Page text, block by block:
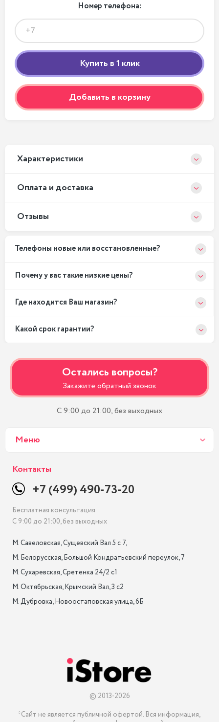
Номер телефона:
Добавить в корзину
Xарактеристики
Оплата и доставка
Отзывы
Телефоны новые или восстановленные?
Почему у вас такие низкие цены?
Где находится Ваш магазин?
Какой срок гарантии?
Остались вопросы?
Закажите обратный звонок
С 9:00 до 21:00, без выходных
Меню
Контакты
+7 (499) 490-73-20
Бесплатная консультация
С 9:00 до 21:00, без выходных
М. Савеловская, Сущевский Вал 5 с 7,
М. Белорусская, Большой Кондратьевский переулок, 7
М. Сухаревская, Сретенка 24/2 с1
М. Октябрьская, Крымский Вал, 3 с2
М. Дубровка, Новоостаповская улица, 6Б
© 2013-2026
*Сайт не является публичной офертой. Вся информация,